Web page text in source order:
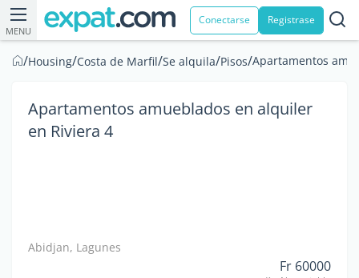
MENU
Conectarse Registrase
/Housing/Costa de Marfil/Se alquila/Pisos/Apartamentos
Apartamentos amueblados en alquiler
en Riviera 4
Abidjan, Lagunes
Fr 60000